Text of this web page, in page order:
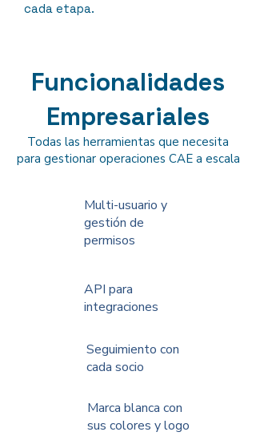
cada etapa.
Funcionalidades
Empresariales
Todas las herramientas que necesita
para gestionar operaciones CAE a escala
Multi-usuario y
gestión de
permisos
API para
integraciones
Seguimiento con
cada socio
Marca blanca con
sus colores y logo